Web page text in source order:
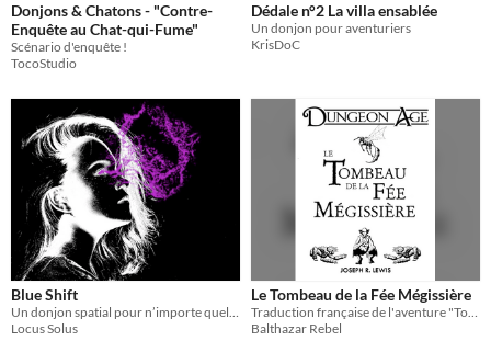
Donjons & Chatons - "Contre-
Enquête au Chat-qui-Fume"
Scénario d'enquête !
TocoStudio
Dédale n°2 La villa ensablée
Un donjon pour aventuriers
KrisDoC
Blue Shift
Un donjon spatial pour n’importe quel système de jeu
Locus Solus
Le Tombeau de la Fée Mégissière
Traduction française de l'aventure "Tomb of the Fey Fellmonger" de Joseph R. Lewis, pour le jeu de rôle Cairn.
Balthazar Rebel